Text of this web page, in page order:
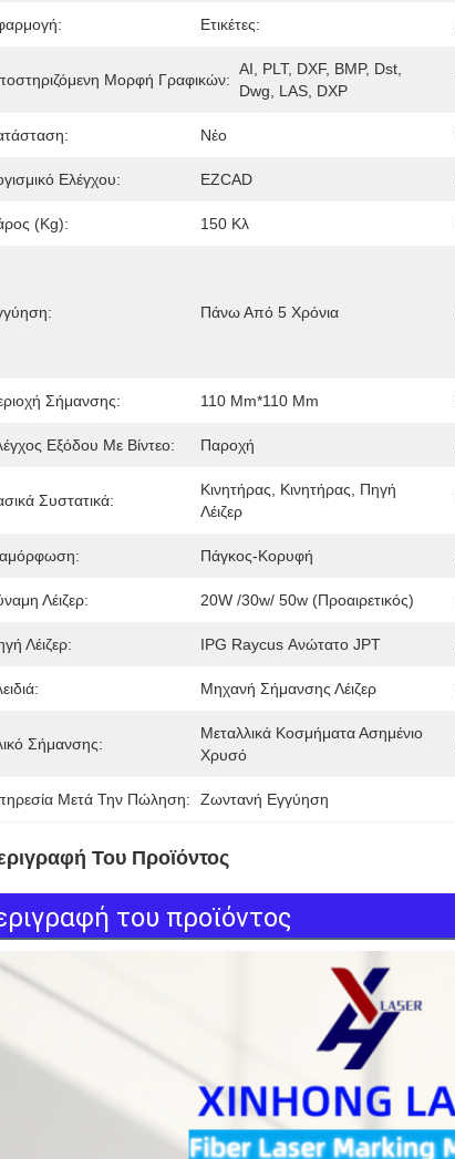
Ετικέτες:
Μορφή Γραφικών:
AI, PLT, DXF, BMP, Dst,
Dwg, LAS, DXP
Νέο
Ελέγχου: EZCAD
(kg): 150 Κλ
Πάνω Από 5 Χρόνια
Σήμανσης: 110 Mm*110 Mm
Εξόδου Με Βίντεο: Παροχή
Συστατικά:
Κινητήρας, Κινητήρας, Πηγή
Λέιζερ
Πάγκος-Κορυφή
Λέιζερ: 20W /30w/ 50w (προαιρετικός)
Λέιζερ: IPG Raycus Ανώτατο JPT
Μηχανή Σήμανσης Λέιζερ
Σήμανσης:
Μεταλλικά Κοσμήματα Ασημένιο
Χρυσό
Μετά Την Πώληση: Ζωντανή Εγγύηση
Του Προϊόντος
του προϊόντος